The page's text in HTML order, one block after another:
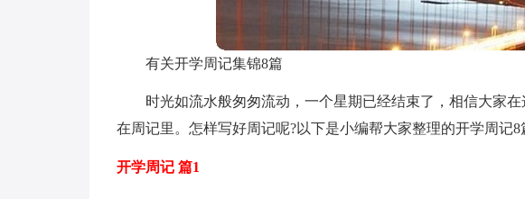
有关开学周记集锦8篇
时光如流水般匆匆流动，一个星期已经结束了，相信大家
在周记里。怎样写好周记呢?以下是小编帮大家整理的开学周记8
开学周记 篇1